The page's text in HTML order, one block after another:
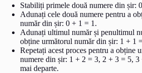
Stabiliți primele două numere din șir:
Adunați cele două numere pentru a
număr din șir: 0 + 1 = 1.
Adunați ultimul număr și penultimul
obține următorul număr din șir: 1 + 1
Repetați acest proces pentru a obține
numere din șir: 1 + 2 = 3, 2 + 3 = 5, 3
mai departe.